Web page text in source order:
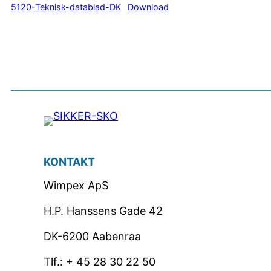
5120-Teknisk-datablad-DK Download
KONTAKT
Wimpex ApS
H.P. Hanssens Gade 42
DK-6200 Aabenraa
Tlf.: + 45 28 30 22 50